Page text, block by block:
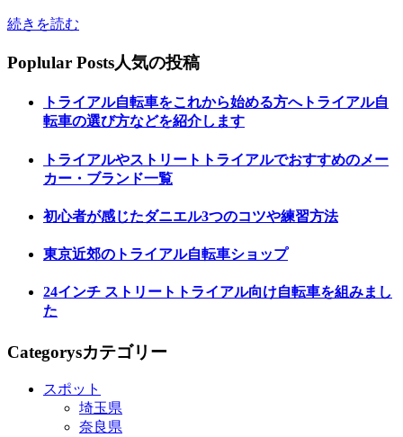
続きを読む
Poplular Posts人気の投稿
トライアル自転車をこれから始める方へトライアル自
転車の選び方などを紹介します
トライアルやストリートトライアルでおすすめのメー
カー・ブランド一覧
初心者が感じたダニエル3つのコツや練習方法
東京近郊のトライアル自転車ショップ
24インチ ストリートトライアル向け自転車を組みまし
た
Categorysカテゴリー
スポット
埼玉県
奈良県